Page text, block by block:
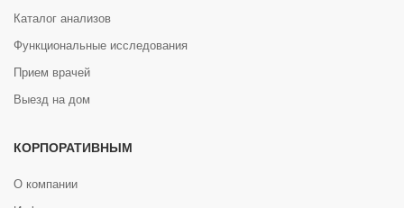
Каталог анализов
Функциональные исследования
Прием врачей
Выезд на дом
КОРПОРАТИВНЫМ
О компании